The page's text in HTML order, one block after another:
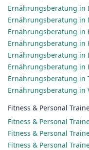
Ernährungsberatung in
Ernährungsberatung in
Ernährungsberatung in
Ernährungsberatung in
Ernährungsberatung in
Ernährungsberatung in
Ernährungsberatung in
Ernährungsberatung in
Fitness & Personal
Fitness & Personal
Fitness & Personal
Fitness & Personal